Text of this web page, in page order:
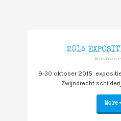
2015
9 oktober
9-30 oktober 2015
Zwijndrecht
More